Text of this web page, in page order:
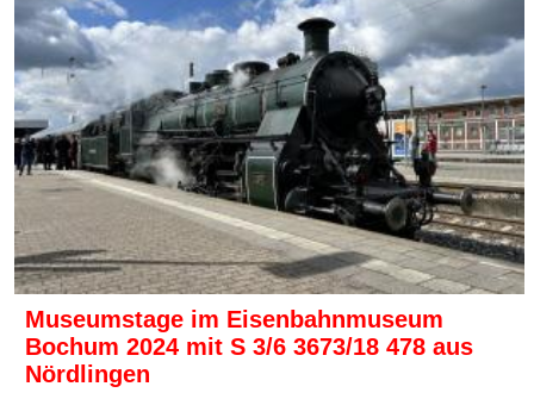
Museumstage im Eisenbahnmuseum
Bochum 2024 mit S 3/6 3673/18 478 aus
Nördlingen